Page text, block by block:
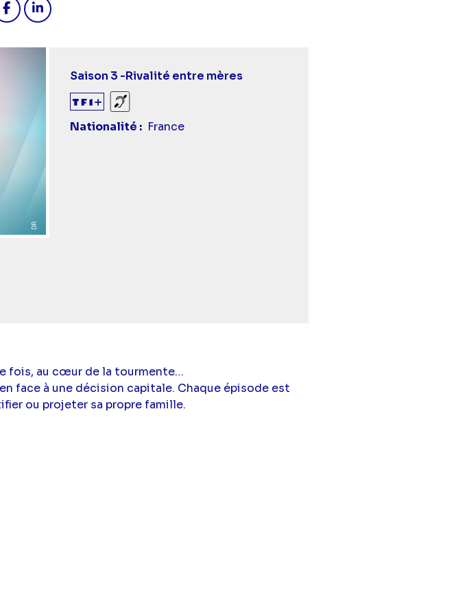
Saison 3 -Rivalité entre mères
Sourds et malentendants
Nationalité
France
fois, au cœur de la tourmente…
face à une décision capitale. Chaque épisode est
ou projeter sa propre famille.